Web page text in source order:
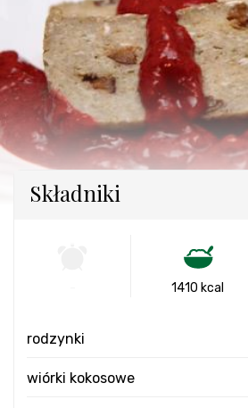
Składniki
1410 kcal
rodzynki
wiórki kokosowe